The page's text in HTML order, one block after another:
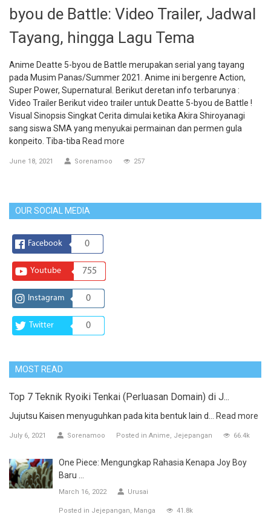
byou de Battle: Video Trailer, Jadwal
Tayang, hingga Lagu Tema
Anime Deatte 5-byou de Battle merupakan serial yang tayang
pada Musim Panas/Summer 2021. Anime ini bergenre Action,
Super Power, Supernatural. Berikut deretan info terbarunya :
Video Trailer Berikut video trailer untuk Deatte 5-byou de Battle !
Visual Sinopsis Singkat Cerita dimulai ketika Akira Shiroyanagi
sang siswa SMA yang menyukai permainan dan permen gula
konpeito. Tiba-tiba Read more
June 18, 2021 Sorenamoo 257
OUR SOCIAL MEDIA
Facebook 0
Youtube 755
Instagram 0
Twitter 0
MOST READ
Top 7 Teknik Ryoiki Tenkai (Perluasan Domain) di J...
Jujutsu Kaisen menyuguhkan pada kita bentuk lain d... Read more
July 6, 2021 Sorenamoo Posted in Anime Jejepangan 66.4k
One Piece: Mengungkap Rahasia Kenapa Joy Boy
Baru ...
March 16, 2022 Urusai
Posted in Jejepangan Manga 41.8k